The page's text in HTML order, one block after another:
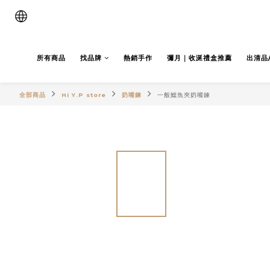
所有商品 找品牌 熱銷手作 彌月｜收涎禮盒推薦 出清
全部商品 Hi Y.P store 奶嘴鍊 一般鱷魚夾奶嘴鍊